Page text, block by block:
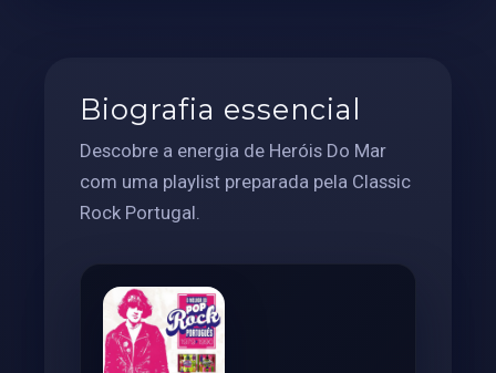
Biografia essencial
Descobre a energia de Heróis Do Mar
com uma playlist preparada pela Classic
Rock Portugal.